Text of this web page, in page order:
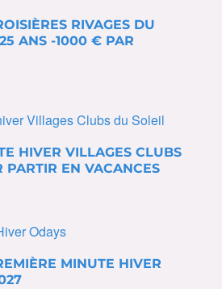
RIVAGES DU
ANS -1000 € PAR
HIVER VILLAGES CLUBS
PARTIR EN VACANCES
MINUTE HIVER